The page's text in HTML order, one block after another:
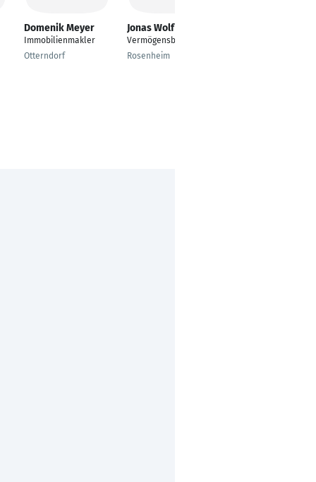
Domenik Meyer
Immobilienmakler
Otterndorf
Jonas Wolf
Vermögensberater
Rosenheim